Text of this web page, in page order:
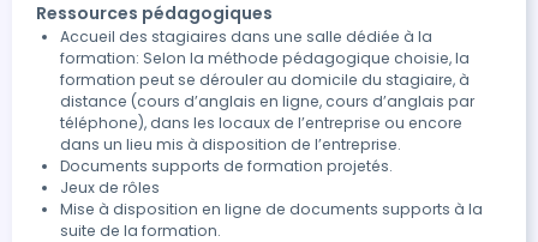
Ressources pédagogiques
Accueil des stagiaires dans une salle dédiée à la
formation: Selon la méthode pédagogique choisie, la
formation peut se dérouler au domicile du stagiaire, à
distance (cours d’anglais en ligne, cours d’anglais par
téléphone), dans les locaux de l’entreprise ou encore
dans un lieu mis à disposition de l’entreprise.
Documents supports de formation projetés.
Jeux de rôles
Mise à disposition en ligne de documents supports à la
suite de la formation.